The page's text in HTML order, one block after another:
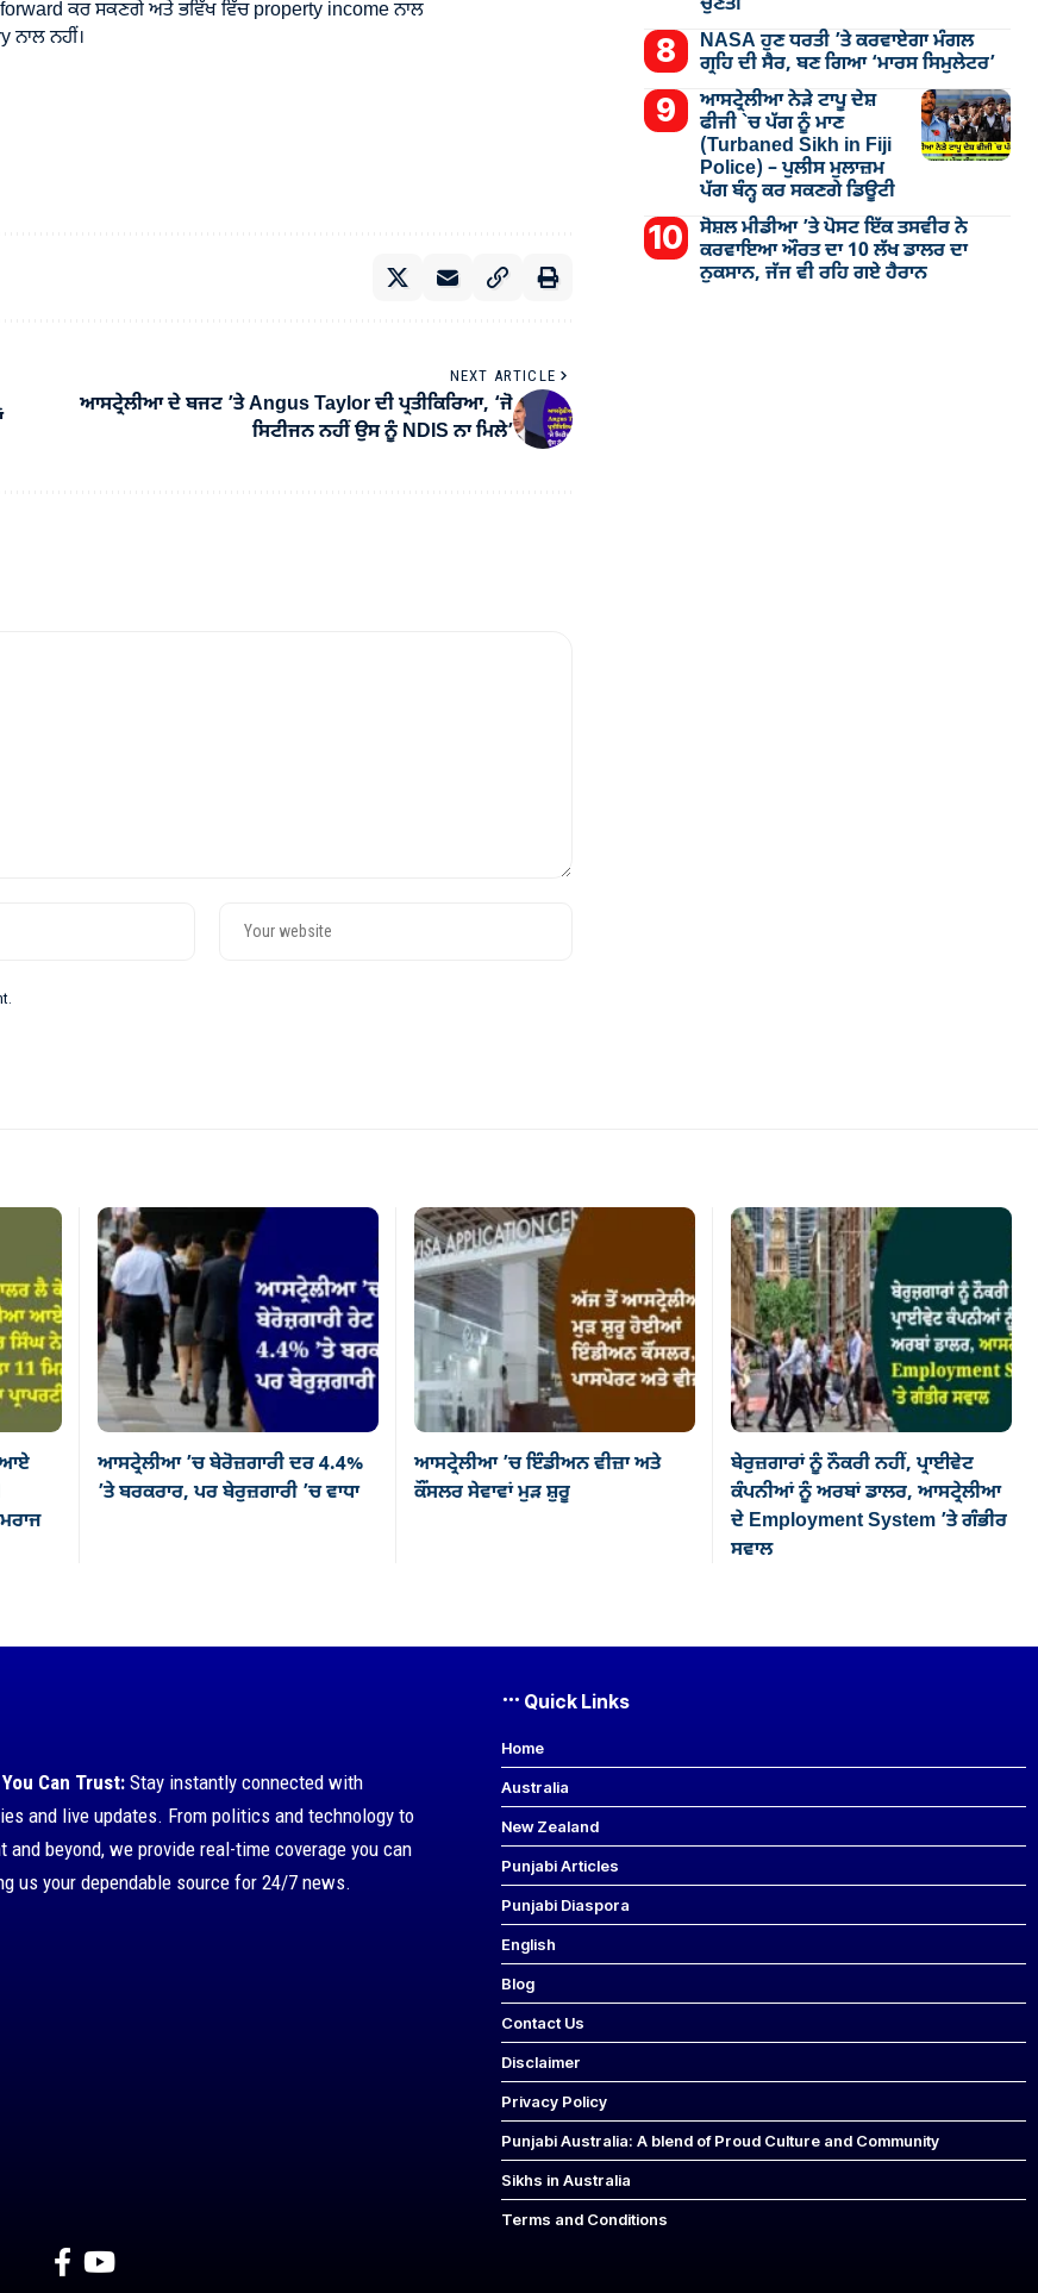
ਕਰ ਸਕਣਗੇ ਅਤੇ ਭਵਿੱਖ ਵਿੱਚ property income ਨਾਲ
ਨਾਲ ਨਹੀਂ।
NEXT ARTICLE
ਆਸਟ੍ਰੇਲੀਆ ਦੇ ਬਜਟ ’ਤੇ Angus Taylor ਦੀ ਪ੍ਰਤੀਕਿਰਿਆ, ‘ਜੋ
ਸਿਟੀਜਨ ਨਹੀਂ ਉਸ ਨੂੰ NDIS ਨਾ ਮਿਲੇ’
NASA ਹੁਣ ਧਰਤੀ ’ਤੇ ਕਰਵਾਏਗਾ ਮੰਗਲ
ਗ੍ਰਹਿ ਦੀ ਸੈਰ, ਬਣ ਗਿਆ ‘ਮਾਰਸ ਸਿਮੁਲੇਟਰ’
ਆਸਟ੍ਰੇਲੀਆ ਨੇੜੇ ਟਾਪੂ ਦੇਸ਼
ਫੀਜੀ `ਚ ਪੱਗ ਨੂੰ ਮਾਣ
(Turbaned Sikh in Fiji
Police) – ਪੁਲੀਸ ਮੁਲਾਜ਼ਮ
ਪੱਗ ਬੰਨ੍ਹ ਕਰ ਸਕਣਗੇ ਡਿਊਟੀ
ਸੋਸ਼ਲ ਮੀਡੀਆ ’ਤੇ ਪੋਸਟ ਇੱਕ ਤਸਵੀਰ ਨੇ
ਕਰਵਾਇਆ ਔਰਤ ਦਾ 10 ਲੱਖ ਡਾਲਰ ਦਾ
ਨੁਕਸਾਨ, ਜੱਜ ਵੀ ਰਹਿ ਗਏ ਹੈਰਾਨ
ਆਏ
ਆਸਟ੍ਰੇਲੀਆ ’ਚ ਬੇਰੋਜ਼ਗਾਰੀ ਦਰ 4.4%
’ਤੇ ਬਰਕਰਾਰ, ਪਰ ਬੇਰੁਜ਼ਗਾਰੀ ’ਚ ਵਾਧਾ
ਆਸਟ੍ਰੇਲੀਆ ’ਚ ਇੰਡੀਅਨ ਵੀਜ਼ਾ ਅਤੇ
ਕੌਂਸਲਰ ਸੇਵਾਵਾਂ ਮੁੜ ਸ਼ੁਰੂ
ਬੇਰੁਜ਼ਗਾਰਾਂ ਨੂੰ ਨੌਕਰੀ ਨਹੀਂ, ਪ੍ਰਾਈਵੇਟ
ਕੰਪਨੀਆਂ ਨੂੰ ਅਰਬਾਂ ਡਾਲਰ, ਆਸਟ੍ਰੇਲੀਆ
ਦੇ Employment System ’ਤੇ ਗੰਭੀਰ
ਸਵਾਲ
Can Trust: Stay instantly connected with
and live updates. From politics and technology to
and beyond, we provide real-time coverage you can
us your dependable source for 24/7 news.
Quick Links
Home
Australia
New Zealand
Punjabi Articles
Punjabi Diaspora
English
Blog
Contact Us
Disclaimer
Privacy Policy
Punjabi Australia: A blend of Proud Culture and Community
Sikhs in Australia
Terms and Conditions